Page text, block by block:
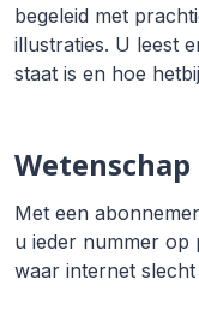
begeleid met
illustraties. U leest
staat is en hoe
Met een
u ieder nummer op
waar internet